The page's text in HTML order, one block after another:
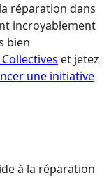
réparation dans
incroyablement
bien
et jetez
une initiative
à la réparation